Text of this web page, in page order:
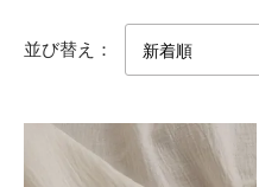
並び替え：